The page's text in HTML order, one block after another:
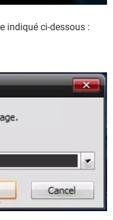
indiqué ci-dessous :